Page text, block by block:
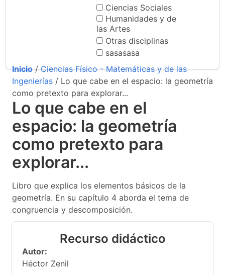
Ciencias Sociales
Humanidades y de
las Artes
Otras disciplinas
sasasasa
Inicio/Ciencias Físico - Matemáticas y de las
Ingenierías / Lo que cabe en el espacio: la geometría
como pretexto para explorar...
Lo que cabe en el
espacio: la geometría
como pretexto para
explorar...
Libro que explica los elementos básicos de la
geometría. En su capítulo 4 aborda el tema de
congruencia y descomposición.
Recurso didáctico
Autor:
Héctor Zenil